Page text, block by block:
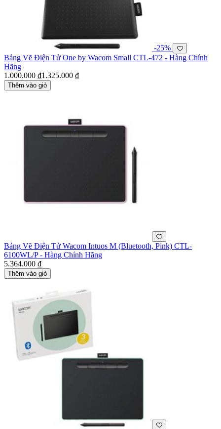
-25%
Bảng Vẽ Điện Tử One by Wacom Small CTL-472 - Hàng Chính
Hãng
1.000.000 ₫1.325.000 ₫
Thêm vào giỏ
Bảng Vẽ Điện Tử Wacom Intuos M (Bluetooth, Pink) CTL-
6100WL/P - Hàng Chính Hãng
5.364.000 ₫
Thêm vào giỏ